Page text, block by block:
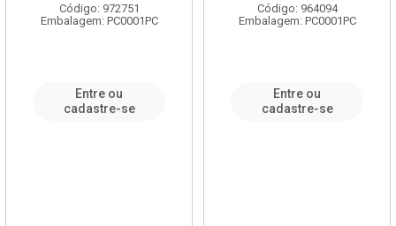
Código: 972751
Embalagem: PC0001PC
Entre ou
cadastre-se
Código: 964094
Embalagem: PC0001PC
Entre ou
cadastre-se